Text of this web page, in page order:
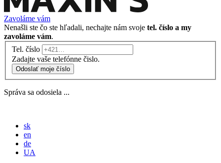
Zavoláme vám
Nenašli ste čo ste hľadali, nechajte nám svoje tel. číslo a my
zavoláme vám.
Tel. číslo
Zadajte vaše telefónne čislo.
Odoslať moje číslo
Správa sa odosiela ...
sk
en
de
UA